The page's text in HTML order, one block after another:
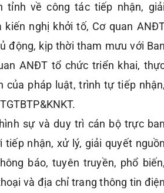
tỉnh về công tác tiếp nhận, giải
nghị khởi tố, Cơ quan
động, kịp thời tham mưu với
ANĐT tổ chức triển khai,
của pháp luật, trình tự tiếp nhận,
sự và duy trì cán bộ trực ban
nhận, xử lý, giải quyết nguồn
báo, tuyên truyền, phổ biến,
và địa chỉ trang thông tin điện